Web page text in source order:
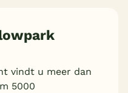
vindt u meer dan
5000